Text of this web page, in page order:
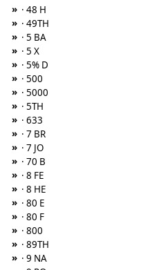
» · 48 H
» · 49TH
» · 5 BA
» · 5 X
» · 5% D
» · 500
» · 5000
» · 5TH
» · 633
» · 7 BR
» · 7 JO
» · 70 B
» · 8 FE
» · 8 HE
» · 80 E
» · 80 F
» · 800
» · 89TH
» · 9 NA